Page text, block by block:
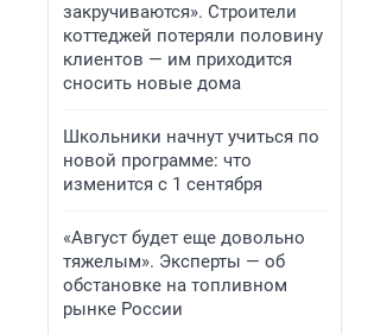
закручиваются». Строители
коттеджей потеряли половину
клиентов — им приходится
сносить новые дома
Школьники начнут учиться по
новой программе: что
изменится с 1 сентября
«Август будет еще довольно
тяжелым». Эксперты — об
обстановке на топливном
рынке России